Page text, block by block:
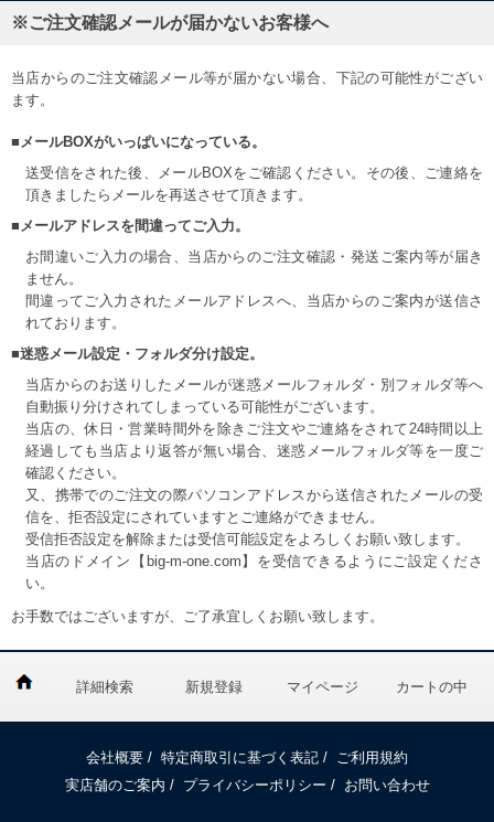
※ご注文確認メールが届かないお客様へ
当店からのご注文確認メール等が届かない場合、下記の可能性がござい
ます。
■メールBOXがいっぱいになっている。
送受信をされた後、メールBOXをご確認ください。その後、ご連絡を
頂きましたらメールを再送させて頂きます。
■メールアドレスを間違ってご入力。
お間違いご入力の場合、当店からのご注文確認・発送ご案内等が届き
ません。
間違ってご入力されたメールアドレスへ、当店からのご案内が送信さ
れております。
■迷惑メール設定・フォルダ分け設定。
当店からのお送りしたメールが迷惑メールフォルダ・別フォルダ等へ
自動振り分けされてしまっている可能性がございます。
当店の、休日・営業時間外を除きご注文やご連絡をされて24時間以上
経過しても当店より返答が無い場合、迷惑メールフォルダ等を一度ご
確認ください。
又、携帯でのご注文の際パソコンアドレスから送信されたメールの受
信を、拒否設定にされていますとご連絡ができません。
受信拒否設定を解除または受信可能設定をよろしくお願い致します。
当店のドメイン【big-m-one.com】を受信できるようにご設定くださ
い。
お手数ではございますが、ご了承宜しくお願い致します。
詳細検索 新規登録 マイページ カートの中
会社概要 / 特定商取引に基づく表記 /
ご利用規約
実店舗のご案内 / プライバシーポリシー / お問い合わせ